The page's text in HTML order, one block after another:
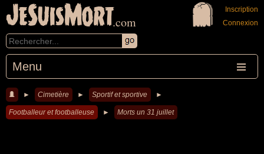
JeSuisMort.com
Menu
Inscription
Connexion
► Cimetière ► Sportif et sportive ►
Footballeur et footballeuse ► Morts un 31 juillet